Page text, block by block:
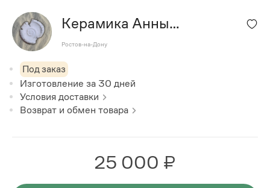
Керамика Анны
Казанцевой
Ростов-на-Дону
Под заказ
Изготовление за 30 дней
Условия доставки
Возврат и обмен товара
25 000 ₽